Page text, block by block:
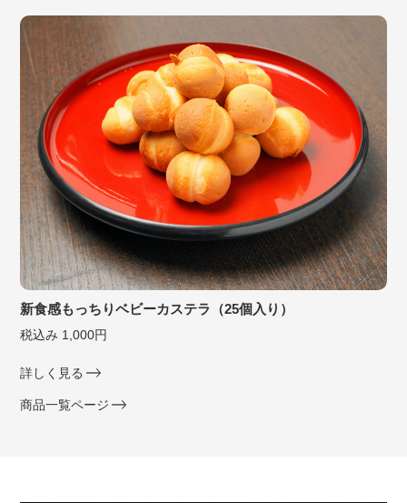
新食感もっちりベビーカステラ（25個入り）
税込み 1,000円
詳しく見る
商品一覧ページ